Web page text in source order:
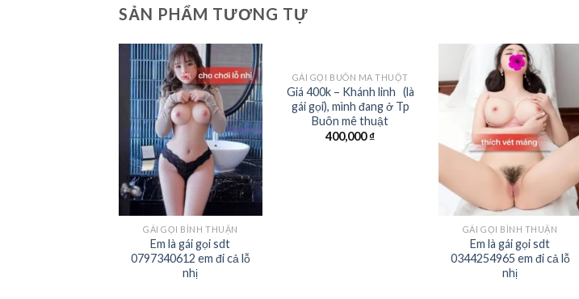
SẢN PHẨM TƯƠNG TỰ
GÁI GỌI BÌNH THUẬN
Em là gái gọi sdt
0797340612 em đi cả lỗ
nhị
GÁI GỌI BUÔN MA THUỘT
Giá 400k – Khánh linh (là
gái gọi), mình đang ở Tp
Buôn mê thuật
400,000₫
GÁI GỌI BÌNH THUẬN
Em là gái gọi sdt
0344254965 em đi cả lỗ
nhị